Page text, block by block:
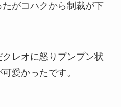
がコハクから制裁が下
レオに怒りプンプン状
愛かったです。